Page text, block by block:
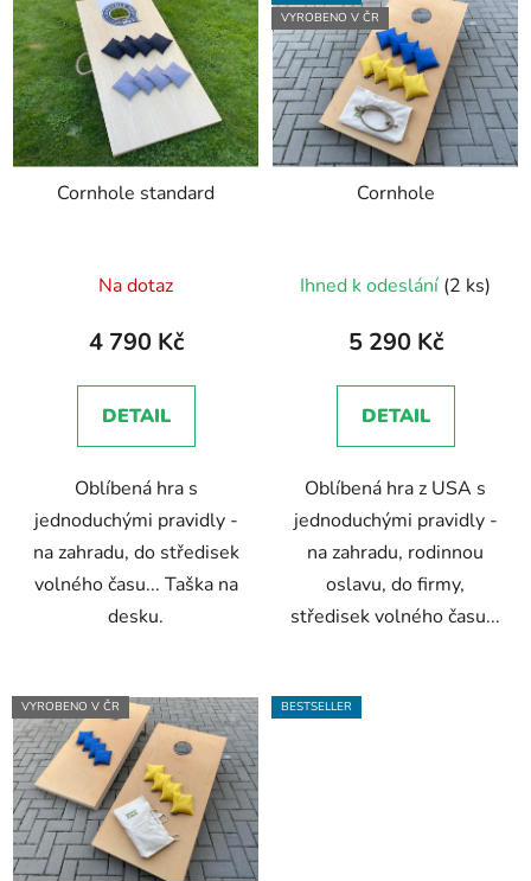
Cornhole standard
hodnocení
produktu
5,0
z
hvězdiček.
Na dotaz
4 790 Kč
DETAIL
Oblíbená hra s
jednoduchými pravidly -
na zahradu, do středisek
volného času... Taška na
desku.
VYROBENO V ČR
Cornhole
hodnocení
produktu
5,0
z
hvězdiček.
Ihned k odeslání (2 ks)
5 290 Kč
DETAIL
Oblíbená hra z USA s
jednoduchými pravidly -
na zahradu, rodinnou
oslavu, do firmy,
středisek volného času...
VYROBENO V ČR BESTSELLER